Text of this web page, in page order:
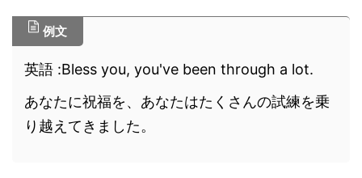
例文
英語 :Bless you, you've been through a lot.
あなたに祝福を、あなたはたくさんの試練を乗
り越えてきました。